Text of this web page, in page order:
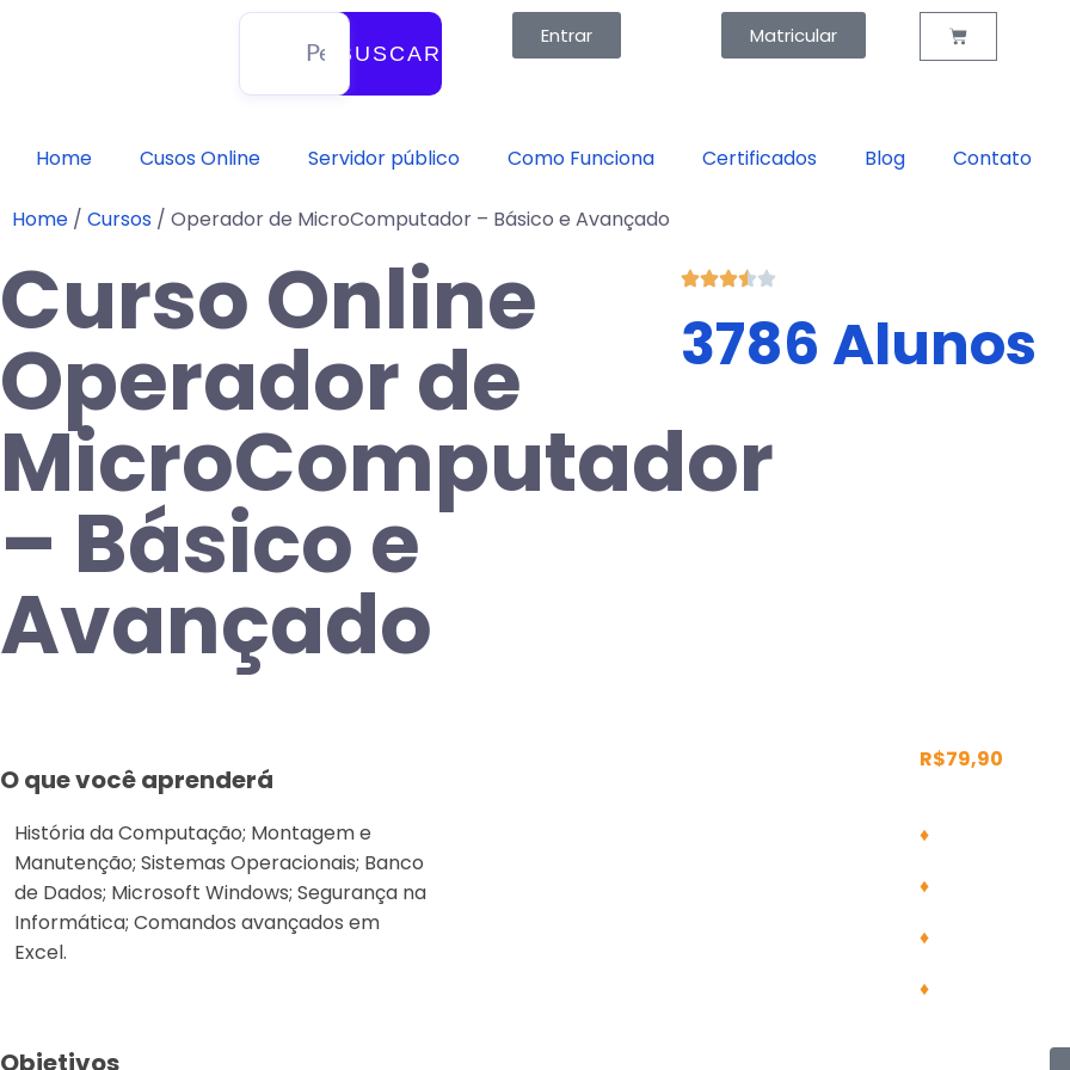
BUSCAR
Entrar Matricular
Home Cusos Online Servidor público Como Funciona Certificados Blog Contato
Home / Cursos / Operador de MicroComputador – Básico e Avançado
Curso Online
Operador de
MicroComputador
– Básico e
Avançado
3786 Alunos
O que você aprenderá
História da Computação; Montagem e
Manutenção; Sistemas Operacionais; Banco
de Dados; Microsoft Windows; Segurança na
Informática; Comandos avançados em
Excel.
Objetivos
R$79,90
♦
♦
♦
♦